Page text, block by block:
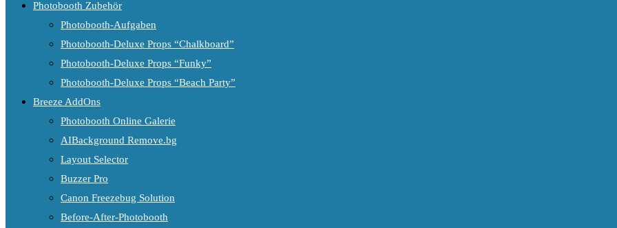
Photobooth Zubehör
Photobooth-Aufgaben
Photobooth-Deluxe Props “Chalkboard”
Photobooth-Deluxe Props “Funky”
Photobooth-Deluxe Props “Beach Party”
Breeze AddOns
Photobooth Online Galerie
AIBackground Remove.bg
Layout Selector
Buzzer Pro
Canon Freezebug Solution
Before-After-Photobooth